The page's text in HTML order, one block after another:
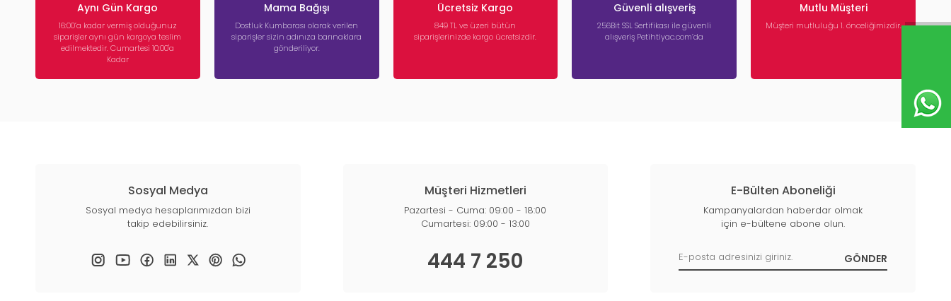
Aynı Gün Kargo
16:00’a kadar vermiş olduğunuz
siparişler aynı gün kargoya teslim
edilmektedir. Cumartesi 10:00'a
Kadar
Mama Bağışı
Dostluk Kumbarası olarak verilen
siparişler sizin adınıza barınaklara
gönderiliyor.
Ücretsiz Kargo
849 TL ve üzeri bütün
siparişlerinizde kargo ücretsizdir.
Güvenli alışveriş
256Bit SSL Sertifikası ile güvenli
alışveriş Petihtiyac.com’da
Mutlu Müşteri
Müşteri mutluluğu 1. önceliğimizdir.
Sosyal Medya
Sosyal medya hesaplarımızdan bizi
takip edebilirsiniz.
Müşteri Hizmetleri
Pazartesi - Cuma: 09:00 - 18:00
Cumartesi: 09:00 - 13:00
444 7 250
E-Bülten Aboneliği
Kampanyalardan haberdar olmak
için e-bültene abone olun.